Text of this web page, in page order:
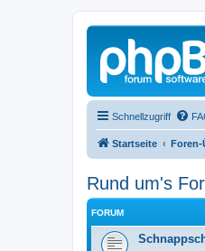
Schnellzugriff
Startseite Foren-
Rund um's
FORUM